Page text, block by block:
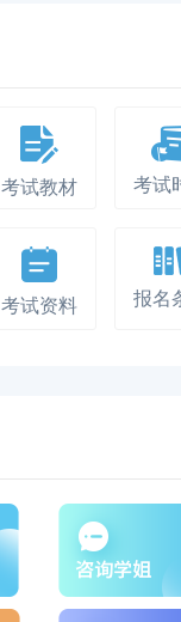
考试教材 考试
考试资料 报名